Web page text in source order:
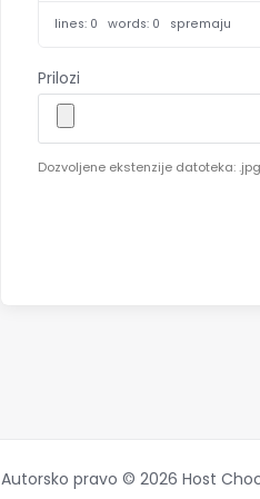
lines: 0 words: 0 spremaju
Prilozi
Dozvoljene ekstenzije datoteka:
Autorsko pravo © 2026 Host